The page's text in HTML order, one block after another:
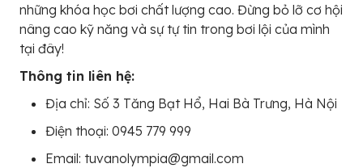
những khóa học bơi chất lượng cao. Đừng bỏ lỡ cơ hội
nâng cao kỹ năng và sự tự tin trong bơi lội của mình
tại đây!
Thông tin liên hệ:
Địa chỉ: Số 3 Tăng Bạt Hổ, Hai Bà Trưng, Hà Nội
Điện thoại: 0945 779 999
Email: tuvanolympia@gmail.com